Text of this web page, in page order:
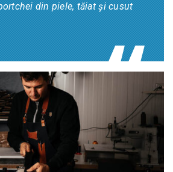
din piele, tăiat și cusut